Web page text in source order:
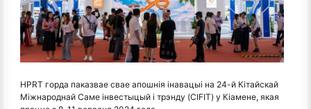
HPRT горда паказвае свае апошнія інавацыі на 24-й Кітайскай
Міжнароднай Саме інвестыцый і трэнду (CIFIT) у Кіамене, якая